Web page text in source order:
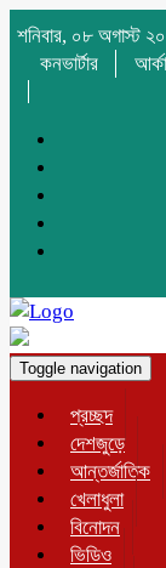
শনিবার, ০৮ অগাস্ট
কনভার্টার
Toggle navigation
প্রচ্ছদ
দেশজুড়ে
আন্তর্জাতিক
খেলাধুলা
বিনোদন
ভিডিও